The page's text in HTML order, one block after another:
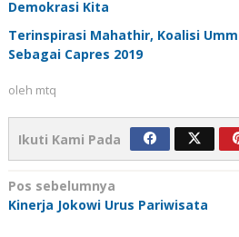
Demokrasi Kita
Terinspirasi Mahathir, Koalisi
Sebagai Capres 2019
oleh mtq
Ikuti Kami Pada
Navigasi
pos
Pos sebelumnya
Kinerja Jokowi Urus Pariwisata